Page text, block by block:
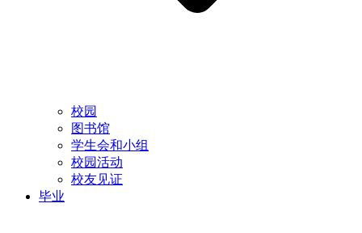
校园
图书馆
学生会和小组
校园活动
校友见证
毕业